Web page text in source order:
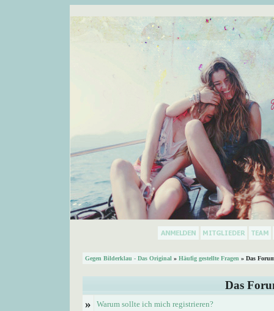
Gegen Bilderklau - Das Original » Häufig gestellte Fragen » Das
Das
»
Warum sollte ich mich registrieren?